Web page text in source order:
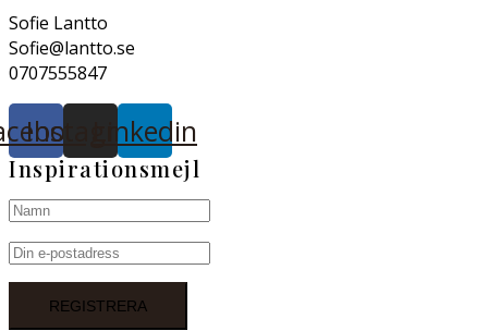
Sofie Lantto
Sofie@lantto.se
0707555847
InstagramLinkedin
Inspirationsmejl